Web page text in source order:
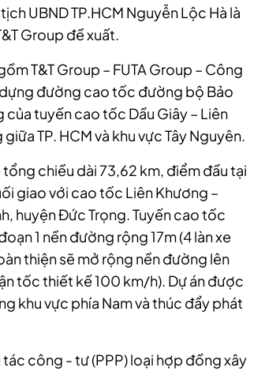
UBND TP.HCM Nguyễn Lộc Hà là
Group đề xuất.
T&T Group – FUTA Group – Công
đường cao tốc đường bộ Bảo
tuyến cao tốc Dầu Giây – Liên
TP. HCM và khu vực Tây Nguyên.
chiều dài 73,62 km, điểm đầu tại
giao với cao tốc Liên Khương –
huyện Đức Trọng. Tuyến cao tốc
1 nền đường rộng 17m (4 làn xe
thiện sẽ mở rộng nền đường lên
tốc thiết kế 100 km/h). Dự án được
khu vực phía Nam và thúc đẩy phát
công - tư (PPP) loại hợp đồng xây